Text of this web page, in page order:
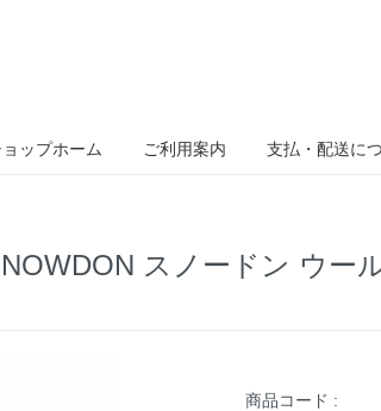
ョップホーム ご利用案内 支払・配送に
スノードン ウー
商品コード :